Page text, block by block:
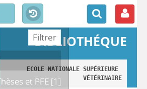
BIBLIOTHÉQUE
ECOLE NATIONALE SUPÉRIEURE
VÉTÉRINAIRE
et PFE
et PFE [1]